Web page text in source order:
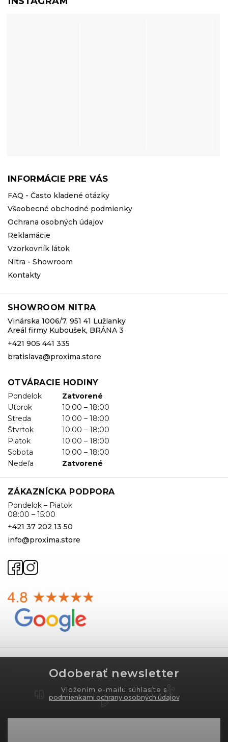
INFORMÁCIE PRE VÁS
FAQ - Často kladené otázky
Všeobecné obchodné podmienky
Ochrana osobných údajov
Reklamácie
Vzorkovník látok
Nitra - Showroom
Kontakty
SHOWROOM NITRA
Vinárska 1006/7, 951 41 Lužianky
Areál firmy Kuboušek, BRÁNA 3
+421 905 441 335
bratislava@proxima.store
OTVÁRACIE HODINY
Pondelok
Zatvorené
Utorok
10:00 – 18:00
Streda
10:00 – 18:00
Štvrtok
10:00 – 18:00
Piatok
10:00 – 18:00
Sobota
10:00 – 18:00
Nedeľa
Zatvorené
ZÁKAZNÍCKA PODPORA
Pondelok – Piatok
08:00 – 15:00
+421 37 202 13 50
info@proxima.store
Odoberať newsletter
Vložením e-mailu súhlasíte s
podmienkami ochrany osobných údajov